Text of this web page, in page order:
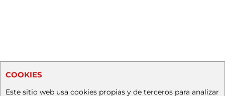
COOKIES
Este sitio web usa cookies propias y de terceros para analizar